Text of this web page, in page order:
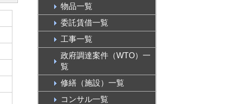
物品一覧
委託賃借一覧
工事一覧
政府調達案件（WTO）一
覧
修繕（施設）一覧
コンサル一覧